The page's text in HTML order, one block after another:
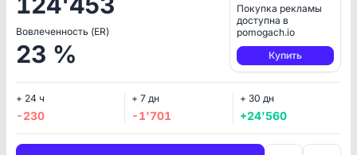
Вовлеченность (ER)
23 %
Покупка рекламы
доступна в
pomogach.io
Купить
+ 24 ч
-230
+ 7 дн
-1'701
+ 30 дн
+24'560